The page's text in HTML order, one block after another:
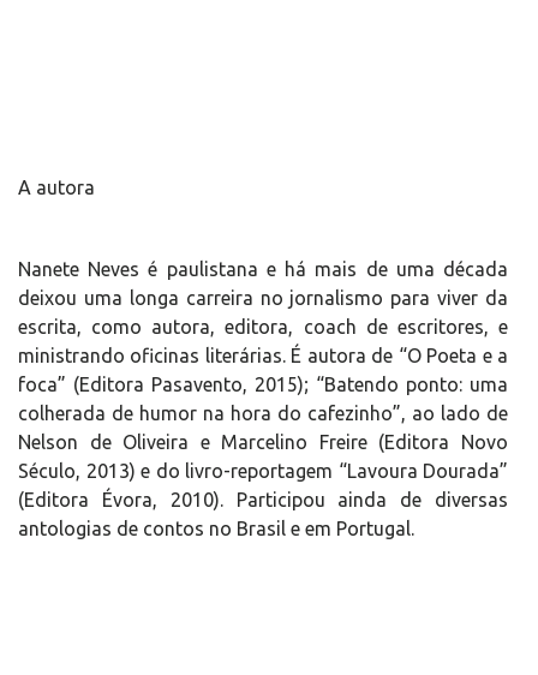
A autora
Nanete Neves é paulistana e há mais de uma década
deixou uma longa carreira no jornalismo para viver da
escrita, como autora, editora, coach de escritores, e
ministrando oficinas literárias. É autora de “O Poeta e a
foca” (Editora Pasavento, 2015); “Batendo ponto: uma
colherada de humor na hora do cafezinho”, ao lado de
Nelson de Oliveira e Marcelino Freire (Editora Novo
Século, 2013) e do livro-reportagem “Lavoura Dourada”
(Editora Évora, 2010). Participou ainda de diversas
antologias de contos no Brasil e em Portugal.